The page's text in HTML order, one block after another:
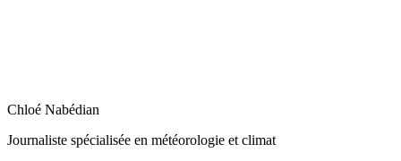
Chloé Nabédian
Journaliste spécialisée en météorologie et climat